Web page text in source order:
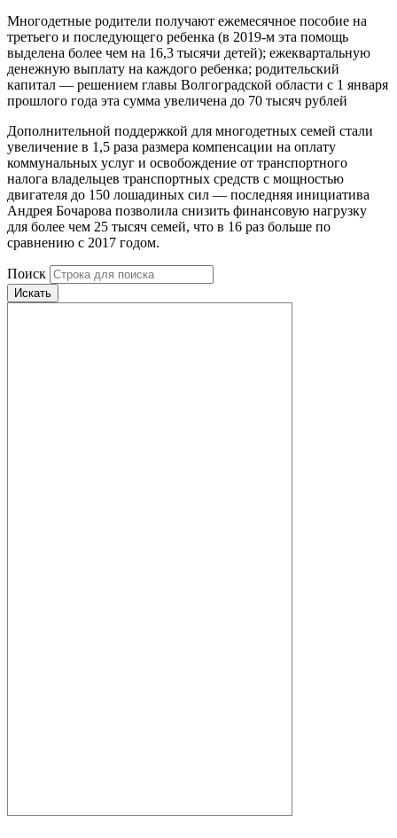
Многодетные родители получают ежемесячное пособие на
третьего и последующего ребенка (в 2019-м эта помощь
выделена более чем на 16,3 тысячи детей); ежеквартальную
денежную выплату на каждого ребенка; родительский
капитал — решением главы Волгоградской области с 1 января
прошлого года эта сумма увеличена до 70 тысяч рублей
Дополнительной поддержкой для многодетных семей стали
увеличение в 1,5 раза размера компенсации на оплату
коммунальных услуг и освобождение от транспортного
налога владельцев транспортных средств с мощностью
двигателя до 150 лошадиных сил — последняя инициатива
Андрея Бочарова позволила снизить финансовую нагрузку
для более чем 25 тысяч семей, что в 16 раз больше по
сравнению с 2017 годом.
Поиск
Искать